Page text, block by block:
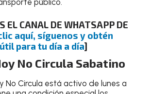
público.
EL CANAL DE WHATSAPP DE
aquí, síguenos y obtén
para tu día a día]
No Circula Sabatino
No Circula está activo delunes a